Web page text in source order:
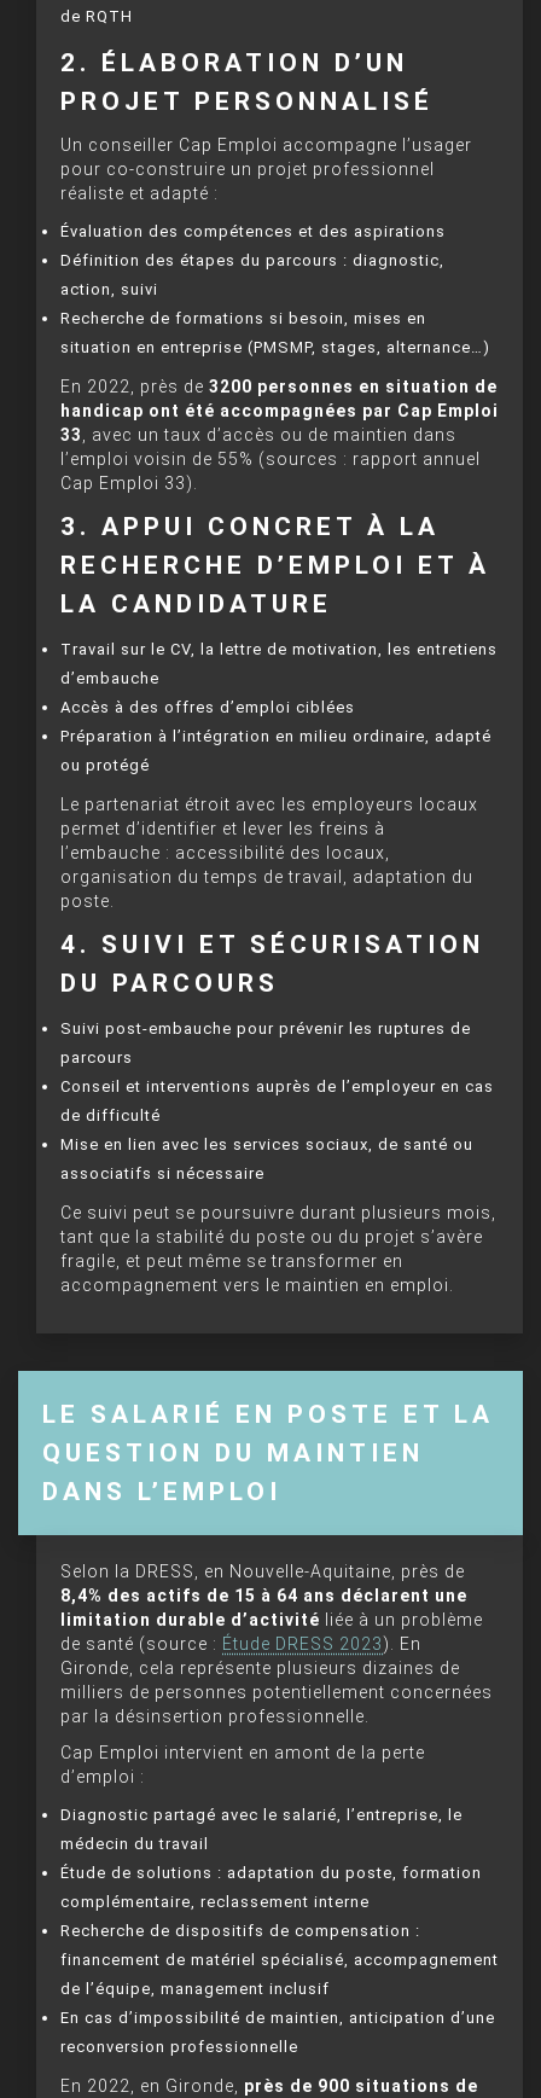
de RQTH
2. ÉLABORATION D’UN
PROJET PERSONNALISÉ
Un conseiller Cap Emploi accompagne l’usager
pour co-construire un projet professionnel
réaliste et adapté :
Évaluation des compétences et des aspirations
Définition des étapes du parcours : diagnostic,
action, suivi
Recherche de formations si besoin, mises en
situation en entreprise (PMSMP, stages, alternance…)
En 2022, près de 3200 personnes en situation de
handicap ont été accompagnées par Cap Emploi
33
, avec un taux d’accès ou de maintien dans
l’emploi voisin de 55% (sources : rapport annuel
Cap Emploi 33).
3. APPUI CONCRET À LA
RECHERCHE D’EMPLOI ET À
LA CANDIDATURE
Travail sur le CV, la lettre de motivation, les entretiens
d’embauche
Accès à des offres d’emploi ciblées
Préparation à l’intégration en milieu ordinaire, adapté
ou protégé
Le partenariat étroit avec les employeurs locaux
permet d’identifier et lever les freins à
l’embauche : accessibilité des locaux,
organisation du temps de travail, adaptation du
poste.
4. SUIVI ET SÉCURISATION
DU PARCOURS
Suivi post-embauche pour prévenir les ruptures de
parcours
Conseil et interventions auprès de l’employeur en cas
de difficulté
Mise en lien avec les services sociaux, de santé ou
associatifs si nécessaire
Ce suivi peut se poursuivre durant plusieurs mois,
tant que la stabilité du poste ou du projet s’avère
fragile, et peut même se transformer en
accompagnement vers le maintien en emploi.
LE SALARIÉ EN POSTE ET LA
QUESTION DU MAINTIEN
DANS L’EMPLOI
Selon la DRESS, en Nouvelle-Aquitaine, près de
8,4% des actifs de 15 à 64 ans déclarent une
limitation durable d’activité liée à un problème
de santé (source : Étude DRESS 2023). En
Gironde, cela représente plusieurs dizaines de
milliers de personnes potentiellement concernées
par la désinsertion professionnelle.
Cap Emploi intervient en amont de la perte
d’emploi :
Diagnostic partagé avec le salarié, l’entreprise, le
médecin du travail
Étude de solutions : adaptation du poste, formation
complémentaire, reclassement interne
Recherche de dispositifs de compensation :
financement de matériel spécialisé, accompagnement
de l’équipe, management inclusif
En cas d’impossibilité de maintien, anticipation d’une
reconversion professionnelle
En 2022, en Gironde, près de 900 situations de